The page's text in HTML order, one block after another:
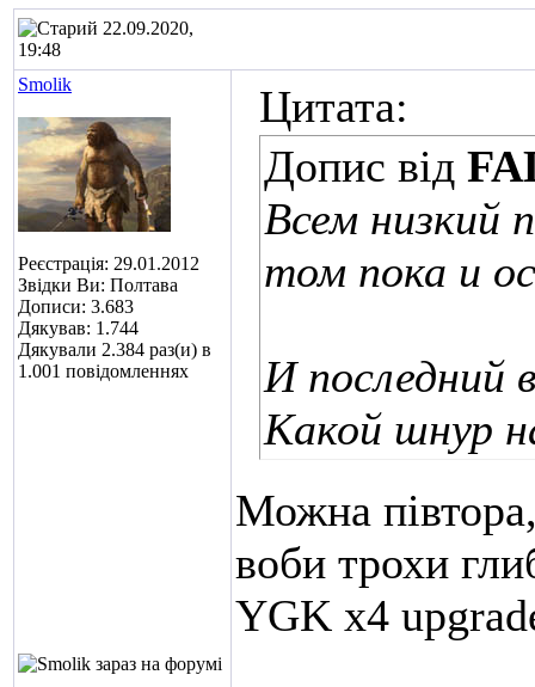
22.09.2020,
19:48
Smolik
Реєстрація: 29.01.2012
Звідки Ви: Полтава
Дописи: 3.683
Дякував: 1.744
Дякували 2.384 раз(и) в
1.001 повідомленнях
Цитата:
Допис від
Всем низкий
том пока и
И последний
Какой шнур
Можна
воби трохи
YGK x4